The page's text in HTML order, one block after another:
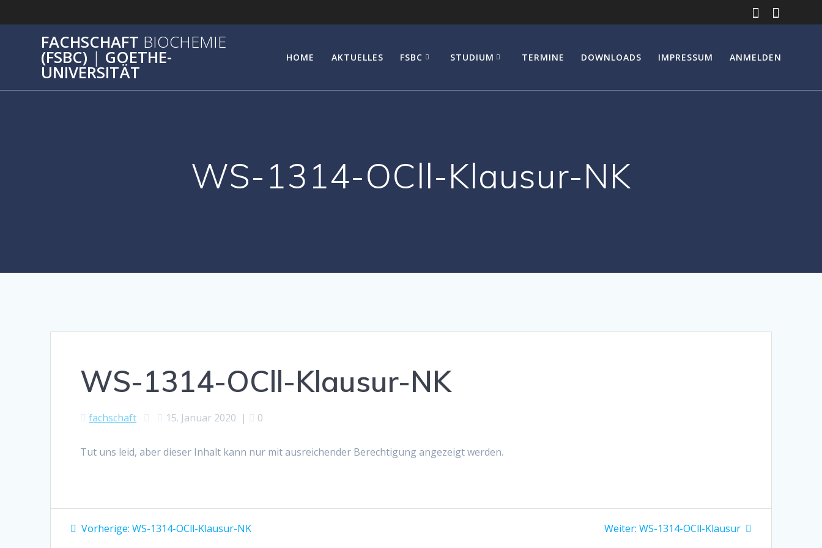
Inhalt
FACHSCHAFT BIOCHEMIE
(FSBC) | GOETHE-
UNIVERSITÄT
HOME AKTUELLES FSBC STUDIUM TERMINE DOWNLOADS IMPRESSUM ANMELDEN
WS-1314-OCll-Klausur-NK
WS-1314-OCll-Klausur-NK
fachschaft 15. Januar 2020 | 0
Tut uns leid, aber dieser Inhalt kann nur mit ausreichender Berechtigung angezeigt werden.
Beitragsnavigation
Vorherige: Vorheriger
WS-1314-OCll-Klausur-NK Weiter: Nächster
WS-1314-OCll-Klausur